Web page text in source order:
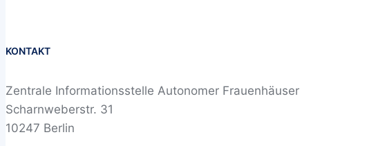
KONTAKT
Zentrale Informationsstelle Autonomer Frauenhäuser
Scharnweberstr. 31
10247 Berlin